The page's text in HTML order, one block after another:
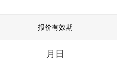
报价有效期
月日